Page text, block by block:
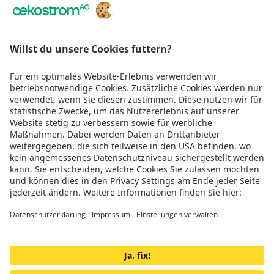
Wir sind
TÜV zertifiziert
Genug gescrollt!
Jetzt Teil der Energiewende werden
Über Uns
Impressum